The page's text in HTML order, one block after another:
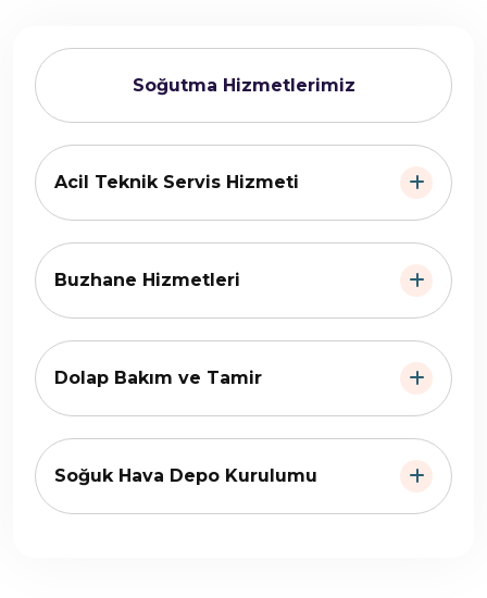
Soğutma Hizmetlerimiz
Acil Teknik Servis Hizmeti
Buzhane Hizmetleri
Dolap Bakım ve Tamir
Soğuk Hava Depo Kurulumu